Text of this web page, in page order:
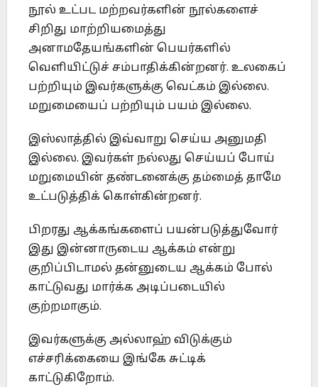
நூல் உட்பட மற்றவர்களின் நூல்களைச்
சிறிது மாற்றியமைத்து
அனாமதேயங்களின் பெயர்களில்
வெளியிட்டுச் சம்பாதிக்கின்றனர். உலகைப்
பற்றியும் இவர்களுக்கு வெட்கம் இல்லை.
மறுமையைப் பற்றியும் பயம் இல்லை.
இஸ்லாத்தில் இவ்வாறு செய்ய அனுமதி
இல்லை. இவர்கள் நல்லது செய்யப் போய்
மறுமையின் தண்டனைக்கு தம்மைத் தாமே
உட்படுத்திக் கொள்கின்றனர்.
பிறரது ஆக்கங்களைப் பயன்படுத்துவோர்
இது இன்னாருடைய ஆக்கம் என்று
குறிப்பிடாமல் தன்னுடைய ஆக்கம் போல்
காட்டுவது மார்க்க அடிப்படையில்
குற்றமாகும்.
இவர்களுக்கு அல்லாஹ் விடுக்கும்
எச்சரிக்கையை இங்கே சுட்டிக்
காட்டுகிறோம்.